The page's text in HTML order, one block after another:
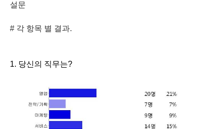
설문
# 각 항목 별 결과.
1. 당신의 직무는?